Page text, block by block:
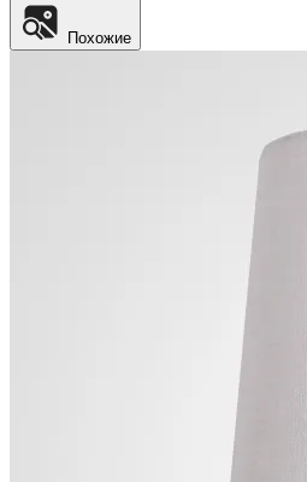
Похожие